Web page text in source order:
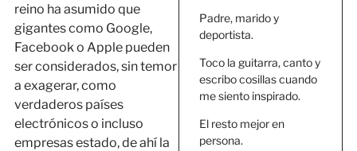
reino ha asumido que
gigantes como Google,
Facebook o Apple pueden
ser considerados, sin temor
a exagerar, como
verdaderos países
electrónicos o incluso
empresas estado, de ahí la
Padre, marido y
deportista.
Toco la guitarra, canto y
escribo cosillas cuando
me siento inspirado.
El resto mejor en
persona.